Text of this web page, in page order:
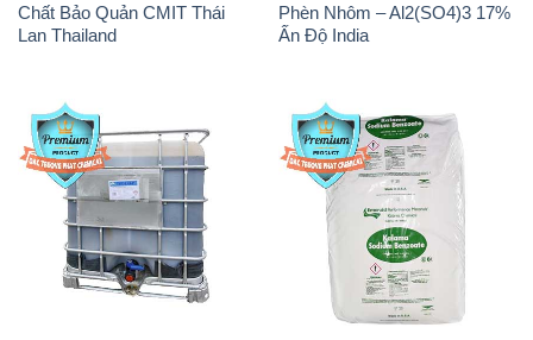
Chất Bảo Quản CMIT Thái
Lan Thailand
Phèn Nhôm – Al2(SO4)3 17%
Ấn Độ India